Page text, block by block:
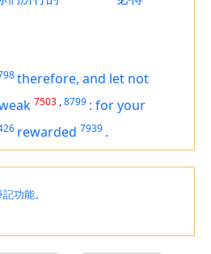
therefore, and let not
7503 ,8799 : for your
rewarded 7939 .
功能。